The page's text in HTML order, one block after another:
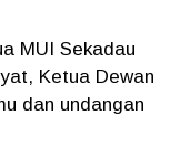
MUI Sekadau
Ketua Dewan
dan undangan